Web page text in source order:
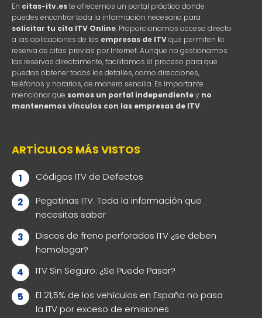
En citas-itv.este ofrecemos un portal práctico donde
puedes encontrar toda la información necesaria para
solicitar tu cita ITV Online. Proporcionamos acceso directo
a las aplicaciones de las empresas de ITVque permiten la
reserva de citas previas por Internet. Aunque no gestionamos
las reservas directamente, facilitamos el proceso para que
puedas obtener todos los detalles, como direcciones,
teléfonos y horarios, de manera sencilla. Es importante
mencionar que somos un portal independientey no
mantenemos vínculos con las empresas de ITV.
ARTÍCULOS MÁS VISTOS
Códigos ITV de Defectos
Pegatinas ITV: Toda la información que
necesitas saber
Discos de freno perforados ITV ¿se deben
homologar?
ITV Sin Seguro: ¿Se Puede Pasar?
El 21,5% de los vehículos en España no pasa
la ITV por exceso de emisiones